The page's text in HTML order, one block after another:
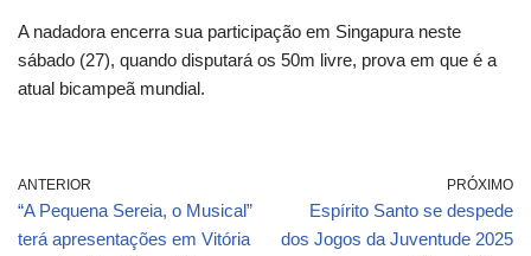
A nadadora encerra sua participação em Singapura neste
sábado (27), quando disputará os 50m livre, prova em que é a
atual bicampeã mundial.
ANTERIOR
“A Pequena Sereia, o Musical”
terá apresentações em Vitória
PRÓXIMO
Espírito Santo se despede
dos Jogos da Juventude 2025